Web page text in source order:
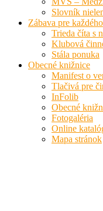
Slovník
Zábava pre každého
Trieda číta s
Klubová
Stála ponuka
Obecné knižnice
Manifest o
Tlačivá pre
InFolib
Obecné
Fotogaléria
Online
Mapa stránok